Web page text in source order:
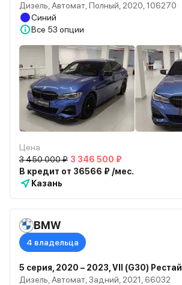
Дизель, Автомат, Полный, 2020, 106270
Синий
Все 53 опции
Цена
3 450 000 ₽ 3 346 500 ₽
В кредит от 36566 ₽ /мес.
Казань
BMW
4 владельца
5 серия, 2020 – 2023, VII (G30)
Дизель, Автомат, Задний, 2021, 66032